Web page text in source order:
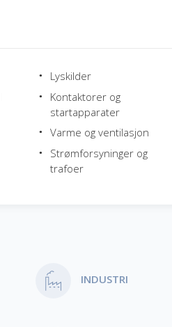
Lyskilder
Kontaktorer og
startapparater
Varme og ventilasjon
Strømforsyninger og
trafoer
INDUSTRI